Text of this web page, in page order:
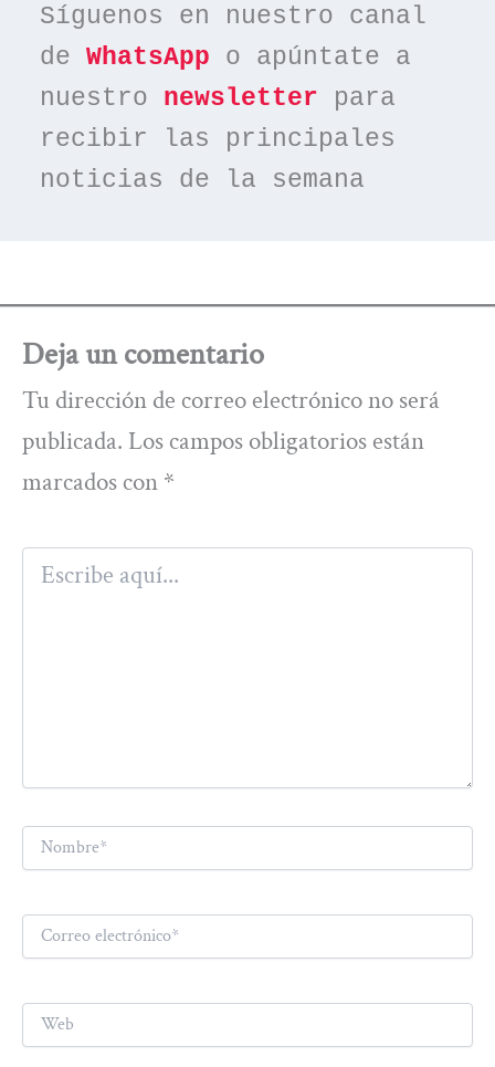
Síguenos en nuestro canal
de WhatsApp o apúntate a
nuestro newsletter para
recibir las principales
noticias de la semana
Deja un comentario
Tu dirección de correo electrónico no será
publicada. Los campos obligatorios están
marcados con *
Escribe
aquí...
Nombre*
Correo
electrónico*
Web